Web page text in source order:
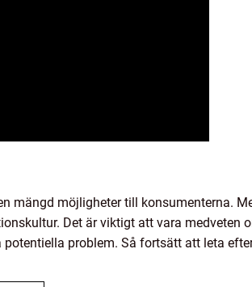
mängd möjligheter till konsumenterna.
Det är viktigt att vara medveten
problem. Så fortsätt att leta